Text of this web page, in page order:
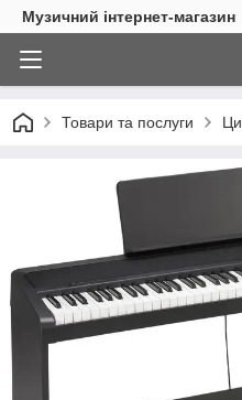
Музичний інтернет-магазин
Товари та послуги